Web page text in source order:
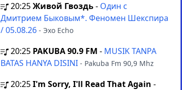
20:25Живой Гвоздь- Один с
Дмитрием Быковым*. Феномен Шекспира
/ 05.08.26 - Эхо Echo
20:25 PAKUBA 90.9 FM - MUSIK TANPA
BATAS HANYA DISINI - Pakuba Fm 90,9 Mhz
20:25I'm Sorry, I'll Read That Again -